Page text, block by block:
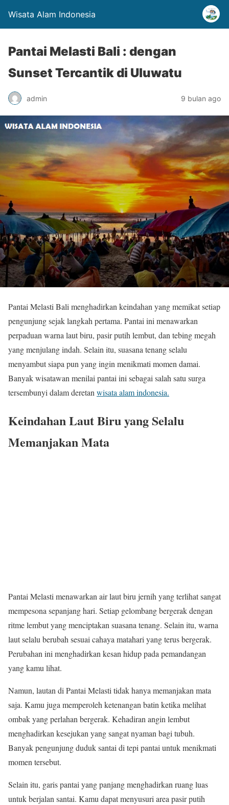
Wisata Alam Indonesia
Pantai Melasti Bali : dengan
Sunset Tercantik di Uluwatu
admin 9 bulan ago
Pantai Melasti Bali menghadirkan keindahan yang memikat setiap
pengunjung sejak langkah pertama. Pantai ini menawarkan
perpaduan warna laut biru, pasir putih lembut, dan tebing megah
yang menjulang indah. Selain itu, suasana tenang selalu
menyambut siapa pun yang ingin menikmati momen damai.
Banyak wisatawan menilai pantai ini sebagai salah satu surga
tersembunyi dalam deretan wisata alam indonesia.
Keindahan Laut Biru yang Selalu
Memanjakan Mata
Pantai Melasti menawarkan air laut biru jernih yang terlihat sangat
mempesona sepanjang hari. Setiap gelombang bergerak dengan
ritme lembut yang menciptakan suasana tenang. Selain itu, warna
laut selalu berubah sesuai cahaya matahari yang terus bergerak.
Perubahan ini menghadirkan kesan hidup pada pemandangan
yang kamu lihat.
Namun, lautan di Pantai Melasti tidak hanya memanjakan mata
saja. Kamu juga memperoleh ketenangan batin ketika melihat
ombak yang perlahan bergerak. Kehadiran angin lembut
menghadirkan kesejukan yang sangat nyaman bagi tubuh.
Banyak pengunjung duduk santai di tepi pantai untuk menikmati
momen tersebut.
Selain itu, garis pantai yang panjang menghadirkan ruang luas
untuk berjalan santai. Kamu dapat menyusuri area pasir putih